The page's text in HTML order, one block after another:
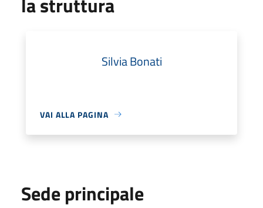
Silvia Bonati
VAI ALLA PAGINA
Sede principale